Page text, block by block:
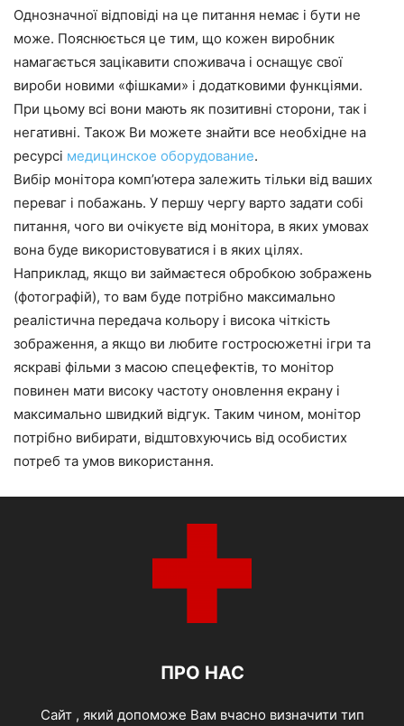
Однозначної відповіді на це питання немає і бути не
може. Пояснюється це тим, що кожен виробник
намагається зацікавити споживача і оснащує свої
вироби новими «фішками» і додатковими функціями.
При цьому всі вони мають як позитивні сторони, так і
негативні. Також Ви можете знайти все необхідне на
ресурсі медицинское оборудование.
Вибір монітора комп’ютера залежить тільки від ваших
переваг і побажань. У першу чергу варто задати собі
питання, чого ви очікуєте від монітора, в яких умовах
вона буде використовуватися і в яких цілях.
Наприклад, якщо ви займаєтеся обробкою зображень
(фотографій), то вам буде потрібно максимально
реалістична передача кольору і висока чіткість
зображення, а якщо ви любите гостросюжетні ігри та
яскраві фільми з масою спецефектів, то монітор
повинен мати високу частоту оновлення екрану і
максимально швидкий відгук. Таким чином, монітор
потрібно вибирати, відштовхуючись від особистих
потреб та умов використання.
ПРО НАС
Cайт , який допоможе Вам вчасно визначити тип